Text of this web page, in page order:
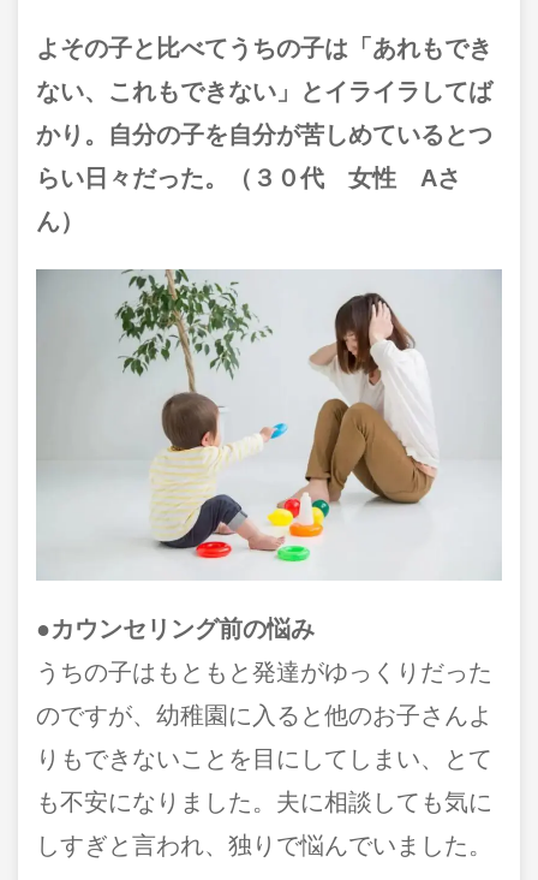
よその子と比べてうちの子は「あれもでき
ない、これもできない」とイライラしてば
かり。自分の子を自分が苦しめているとつ
らい日々だった。（３０代 女性 Aさ
ん）
●カウンセリング前の悩み
うちの子はもともと発達がゆっくりだった
のですが、幼稚園に入ると他のお子さんよ
りもできないことを目にしてしまい、とて
も不安になりました。夫に相談しても気に
しすぎと言われ、独りで悩んでいました。